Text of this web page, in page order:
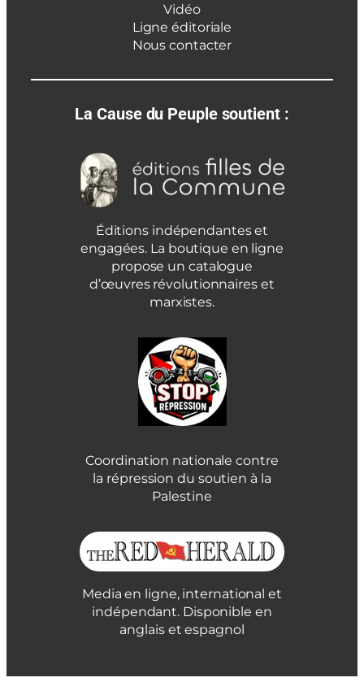
Vidéo
Ligne éditoriale
Nous contacter
La Cause du Peuple soutient :
Éditions indépendantes et
engagées. La boutique en ligne
propose un catalogue
d’œuvres révolutionnaires et
marxistes.
Coordination nationale contre
la répression du soutien à la
Palestine
Media en ligne, international et
indépendant. Disponible en
anglais et espagnol